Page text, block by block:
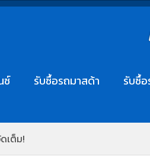
ซ์ รับซื้อรถมาสด้า รับซื้
เต็ม!